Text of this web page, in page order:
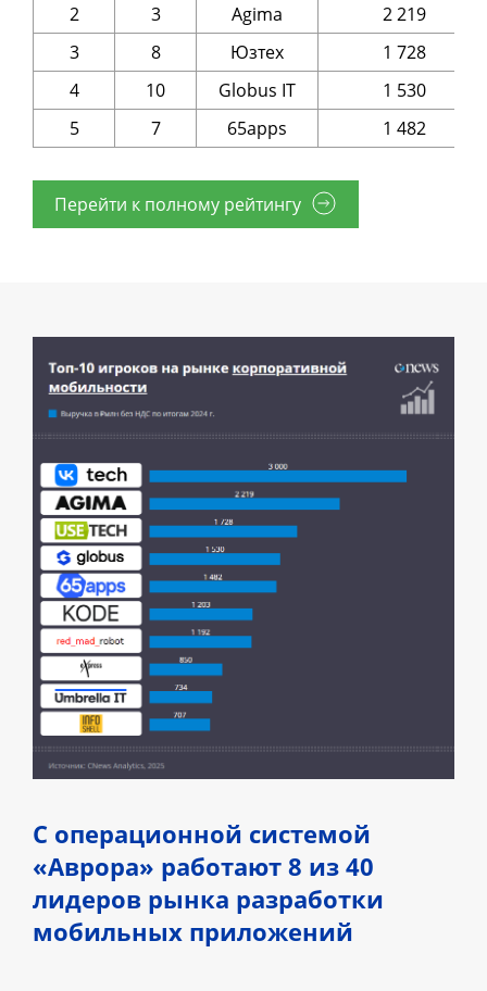
2
3 Agima
2 219
3
8 Юзтех
1 728
4
10 Globus IT
1 530
5
7 65apps 1 482
Перейти к полному рейтингу
С операционной системой
«Аврора» работают 8 из 40
лидеров рынка разработки
мобильных приложений